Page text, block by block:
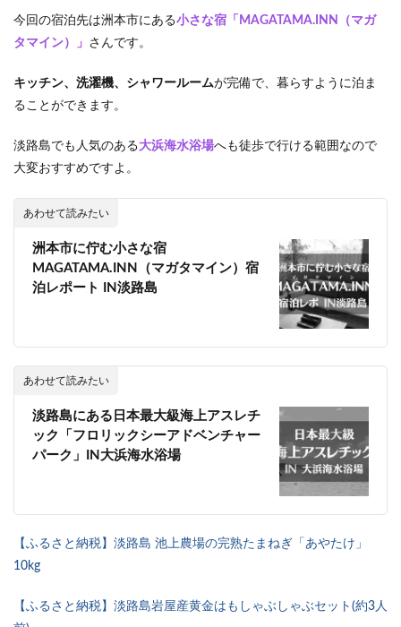
今回の宿泊先は洲本市にある小さな宿「MAGATAMA.INN（マガ
タマイン）」 さんです。
キッチン、洗濯機、シャワールームが完備で、暮らすように泊ま
ることができます。
淡路島でも人気のある大浜海水浴場へも徒歩で行ける範囲なので
大変おすすめですよ。
あわせて読みたい
洲本市に佇む小さな宿
MAGATAMA.INN（マガタマイン）宿
泊レポート IN淡路島
あわせて読みたい
淡路島にある日本最大級海上アスレチ
ック「フロリックシーアドベンチャー
パーク」IN大浜海水浴場
【ふるさと納税】淡路島 池上農場の完熟たまねぎ「あやたけ」
10kg
【ふるさと納税】淡路島岩屋産黄金はもしゃぶしゃぶセット(約3人